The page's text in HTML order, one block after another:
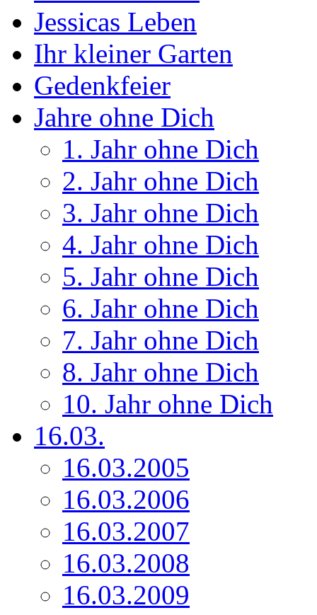
Jessicas Leben
Ihr kleiner Garten
Gedenkfeier
Jahre ohne Dich
1. Jahr ohne Dich
2. Jahr ohne Dich
3. Jahr ohne Dich
4. Jahr ohne Dich
5. Jahr ohne Dich
6. Jahr ohne Dich
7. Jahr ohne Dich
8. Jahr ohne Dich
10. Jahr ohne Dich
16.03.
16.03.2005
16.03.2006
16.03.2007
16.03.2008
16.03.2009